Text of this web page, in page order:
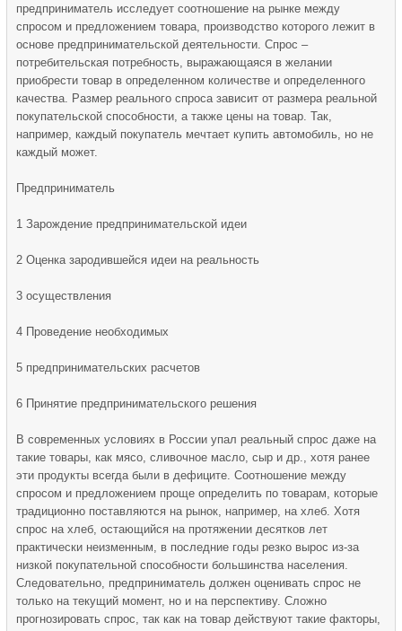
предприниматель исследует соотношение на рынке между
спросом и предложением товара, производство которого лежит в
основе предпринимательской деятельности. Спрос –
потребительская потребность, выражающаяся в желании
приобрести товар в определенном количестве и определенного
качества. Размер реального спроса зависит от размера реальной
покупательской способности, а также цены на товар. Так,
например, каждый покупатель мечтает купить автомобиль, но не
каждый может.
Предприниматель
1 Зарождение предпринимательской идеи
2 Оценка зародившейся идеи на реальность
3 осуществления
4 Проведение необходимых
5 предпринимательских расчетов
6 Принятие предпринимательского решения
В современных условиях в России упал реальный спрос даже на
такие товары, как мясо, сливочное масло, сыр и др., хотя ранее
эти продукты всегда были в дефиците. Соотношение между
спросом и предложением проще определить по товарам, которые
традиционно поставляются на рынок, например, на хлеб. Хотя
спрос на хлеб, остающийся на протяжении десятков лет
практически неизменным, в последние годы резко вырос из-за
низкой покупательной способности большинства населения.
Следовательно, предприниматель должен оценивать спрос не
только на текущий момент, но и на перспективу. Сложно
прогнозировать спрос, так как на товар действуют такие факторы,